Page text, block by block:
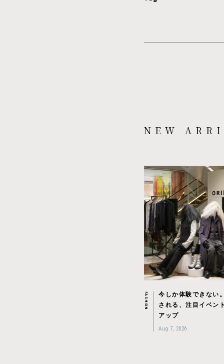
NEW
FASHION
今しか体験できない
される、注目イベン
アップ
Aug 7, 2026